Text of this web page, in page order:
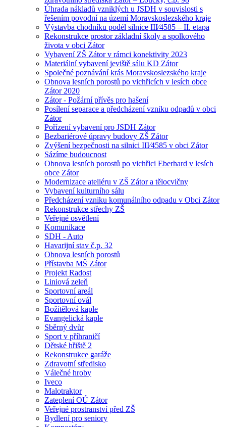
Úhrada nákladů vzniklých u JSDH v souvislosti s
řešením povodní na území Moravskoslezského kraje
Výstavba chodníku podél silnice III⁄4585 – II. etapa
Rekonstrukce prostor základní školy a spolkového
života v obci Zátor
Vybavení ZŠ Zátor v rámci konektivity 2023
Materiální vybavení jeviště sálu KD Zátor
Společné poznávání krás Moravskoslezského kraje
Obnova lesních porostů po vichřicích v lesích obce
Zátor 2020
Zátor - Požární přívěs pro hašení
Posílení separace a předcházení vzniku odpadů v obci
Zátor
Pořízení vybavení pro JSDH Zátor
Bezbariérové úpravy budovy ZŠ Zátor
Zvýšení bezpečnosti na silnici III⁄4585 v obci Zátor
Sázíme budoucnost
Obnova lesních porostů po vichřici Eberhard v lesích
obce Zátor
Modernizace ateliéru v ZŠ Zátor a tělocvičny
Vybavení kulturního sálu
Předcházení vzniku komunálního odpadu v Obci Zátor
Rekonstrukce střechy ZŠ
Veřejné osvětlení
Komunikace
SDH - Auto
Havarijní stav č.p. 32
Obnova lesních porostů
Přístavba MŠ Zátor
Projekt Radost
Liniová zeleň
Sportovní areál
Sportovní ovál
Božítělová kaple
Evangelická kaple
Sběrný dvůr
Sport v příhraničí
Dětské hřiště 2
Rekonstrukce garáže
Zdravotní středisko
Válečné hroby
Iveco
Malotraktor
Zateplení OÚ Zátor
Veřejné prostranství před ZŠ
Bydlení pro seniory